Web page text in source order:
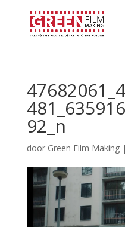
92_n
door Green Film Making|